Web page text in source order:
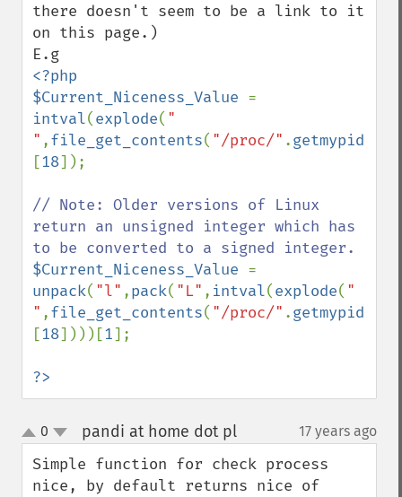
there doesn't seem to be a link to it
on this page.)
<?php
$Current_Niceness_Value
intval(explode( "
" ,file_get_contents( "/proc/" .getmypid
[18]);
// Note: Older versions of Linux
return an unsigned integer which has
$Current_Niceness_Value
unpack( "l" ,pack( "L" , intval(explode( "
" ,file_get_contents( "/proc/" .getmypid
[18])))[1];
?>
up
down
0 pandi at home dot pl¶ 17 years ago
Simple function for check process
nice, by default returns nice of